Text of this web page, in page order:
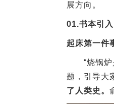
展方向。
01.书本引入
起床第一件
“烧锅
题，引导大
了人类史。